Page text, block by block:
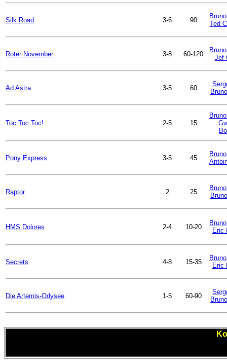
Silk Road 3-6 90
Ted
Roter November 3-8 60-120
Jef
Ad Astra 3-5 60
Toc Toc Toc! 2-5 15
Pony Express 3-5 45
Raptor 2 25
HMS Dolores 2-4 10-20
Eric
Secrets 4-8 15-35
Eric
Die Artemis-Odysee 1-5 60-90